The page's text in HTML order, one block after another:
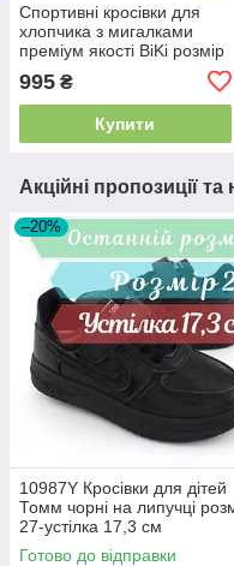
Спортивні кросівки для
хлопчика з мигалками
преміум якості BiKi розмір
995 ₴
Купити
Акційні пропозиції
–20%
10987Y Кросівки для дітей
Томм чорні на липучці
27-устілка 17,3 см
Готово до відправки